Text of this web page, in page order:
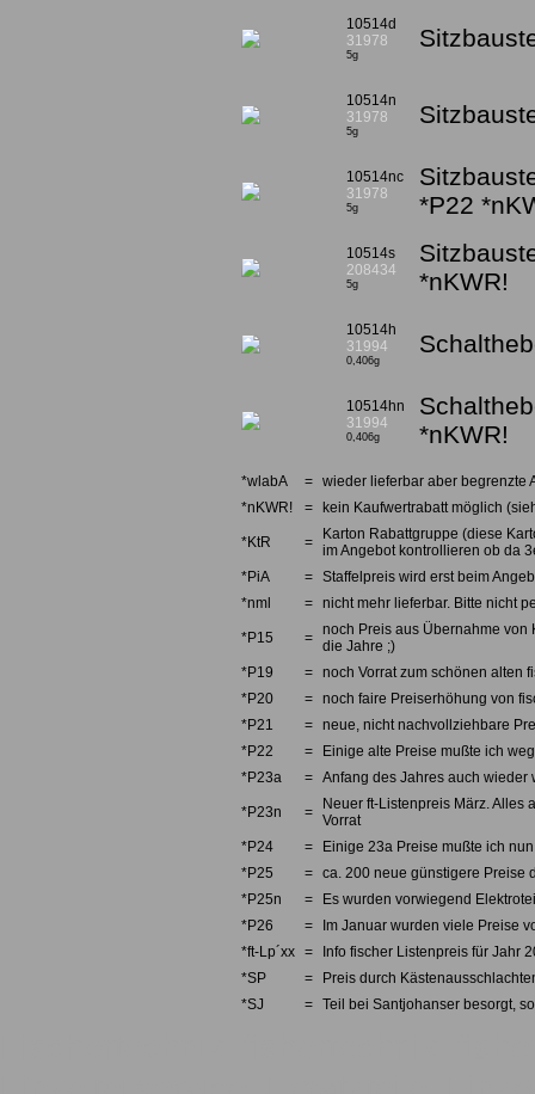
10514d
31978
5g
10514n
31978
5g
10514nc
31978
5g
*P22
10514s
208434
5g
*nKWR!
10514h
31994
0,406g
10514hn
31994
0,406g
*nKWR!
*wlabA = wieder lieferbar aber begrenzte
*nKWR!
= kein Kaufwertrabatt möglich
*KtR =
Karton Rabattgruppe (diese
im Angebot kontrollieren ob da
*PiA
= Staffelpreis wird erst beim
*nml
= nicht mehr lieferbar. Bitte nicht
*P15 = noch Preis aus Übernahme von
die Jahre ;)
*P19
= noch Vorrat zum schönen alten
*P20
= noch faire Preiserhöhung von
*P21
= neue, nicht nachvollziehbare
*P22
=
Einige alte Preise mußte ich
*P23a
= Anfang des Jahres auch
*P23n =
Neuer ft-Listenpreis März. Alles
Vorrat
*P24
=
Einige 23a Preise mußte ich
*P25
= ca. 200 neue günstigere Preise
*P25n
=
Es wurden vorwiegend
*P26
=
Im Januar wurden viele Preise
*ft-Lp´xx =
Info fischer Listenpreis für Jahr
*SP
=
Preis durch
*SJ
= Teil bei Santjohanser besorgt,